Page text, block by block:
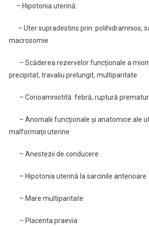
– Hipotonia uterină:
– Uter supradestins prin: polihidramnios,
macrosomie
– Scăderea rezervelor funcţionale a
precipitat, travaliu prelungit, multiparitate
– Corioamniotită: febră, ruptură
– Anomalii funcţionale şi anatomice ale
malformaţii uterine
– Anestezii de conducere
– Hipotonia uterină la sarcinile anterioare
– Mare multiparitate
– Placenta praevia